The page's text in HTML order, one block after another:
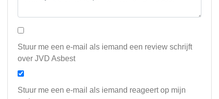
Stuur me een e-mail als iemand een review schrijft
over JVD Asbest
Stuur me een e-mail als iemand reageert op mijn